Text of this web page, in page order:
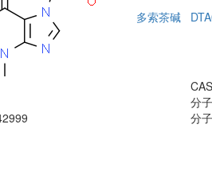
多索茶碱
分
分